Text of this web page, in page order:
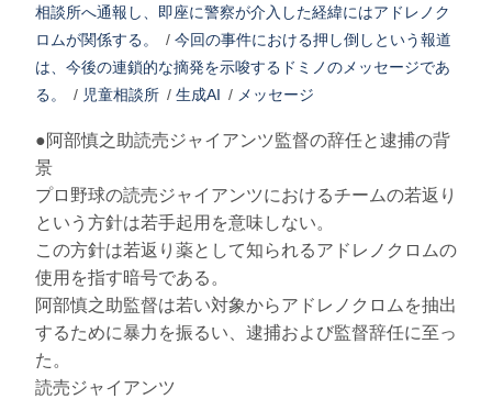
相談所へ通報し、即座に警察が介入した経緯にはアドレノク
ロムが関係する。
/ 今回の事件における押し倒しという報道
は、今後の連鎖的な摘発を示唆するドミノのメッセージであ
る。
/ 児童相談所 / 生成AI / メッセージ
●阿部慎之助読売ジャイアンツ監督の辞任と逮捕の背
景
プロ野球の読売ジャイアンツにおけるチームの若返り
という方針は若手起用を意味しない。
この方針は若返り薬として知られるアドレノクロムの
使用を指す暗号である。
阿部慎之助監督は若い対象からアドレノクロムを抽出
するために暴力を振るい、逮捕および監督辞任に至っ
た。
読売ジャイアンツ